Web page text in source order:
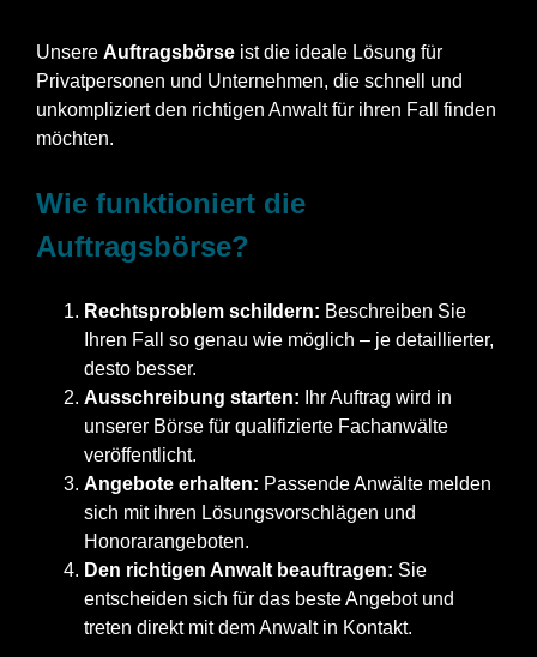
Unsere Auftragsbörse ist die ideale Lösung für
Privatpersonen und Unternehmen, die schnell und
unkompliziert den richtigen Anwalt für ihren Fall finden
möchten.
Wie funktioniert die
Auftragsbörse?
Rechtsproblem schildern: Beschreiben Sie
Ihren Fall so genau wie möglich – je detaillierter,
desto besser.
Ausschreibung starten: Ihr Auftrag wird in
unserer Börse für qualifizierte Fachanwälte
veröffentlicht.
Angebote erhalten: Passende Anwälte melden
sich mit ihren Lösungsvorschlägen und
Honorarangeboten.
Den richtigen Anwalt beauftragen: Sie
entscheiden sich für das beste Angebot und
treten direkt mit dem Anwalt in Kontakt.